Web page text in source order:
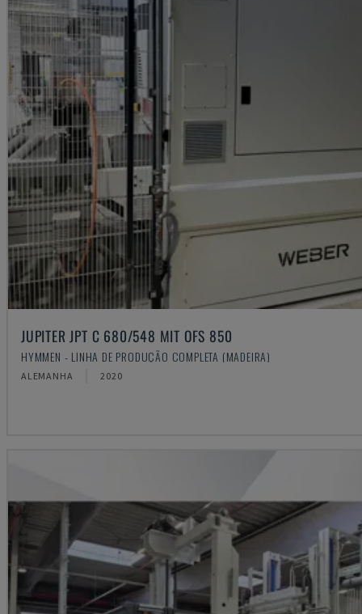
JUPITER JPT C 680/548 MIT OFS 850
HYMMEN - LINHA DE PRODUÇÃO COMPLETA (MADEIRA)
ALEMANHA 2020